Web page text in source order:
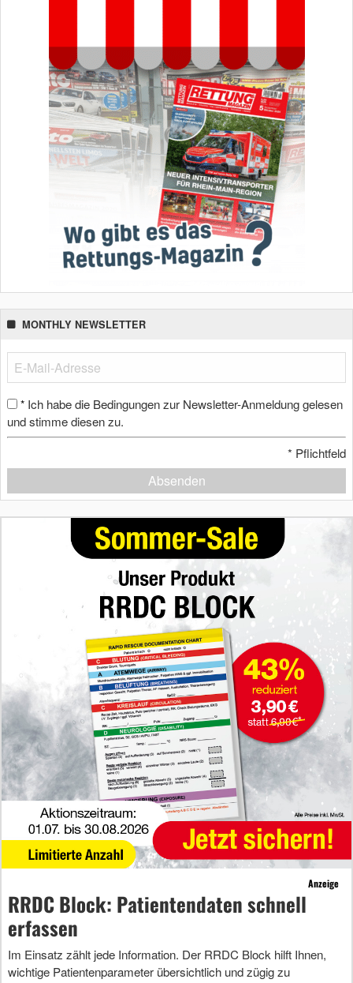
MONTHLY NEWSLETTER
* Ich habe die Bedingungen zur Newsletter-Anmeldung gelesen
und stimme diesen zu.
* Pflichtfeld
Absenden
Anzeige
RRDC Block: Patientendaten schnell
erfassen
Im Einsatz zählt jede Information. Der RRDC Block hilft Ihnen,
wichtige Patientenparameter übersichtlich und zügig zu